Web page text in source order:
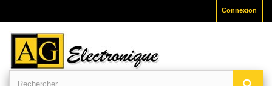
Connexion